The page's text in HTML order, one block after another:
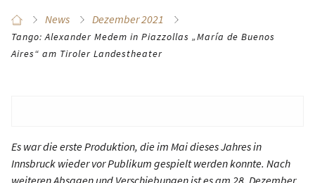
News Dezember 2021
Tango: Alexander Medem in Piazzollas „María de Buenos
Aires“ am Tiroler Landestheater
Es war die erste Produktion, die im Mai dieses Jahres in
Innsbruck wieder vor Publikum gespielt werden konnte. Nach
weiteren Absagen und Verschiebungen ist es am 28. Dezember